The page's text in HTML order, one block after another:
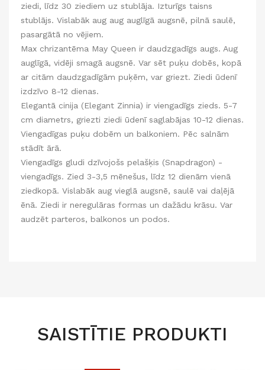
ziedi, līdz 30 ziediem uz stublāja. Izturīgs taisns
stublājs. Vislabāk aug aug auglīgā augsnē, pilnā saulē,
pasargātā no vējiem.
Max chrizantēma May Queen ir daudzgadīgs augs. Aug
auglīgā, vidēji smagā augsnē. Var sēt puķu dobēs, kopā
ar citām daudzgadīgām puķēm, var griezt. Ziedi ūdenī
izdzīvo 8-12 dienas.
Elegantā cinija (Elegant Zinnia) ir viengadīgs zieds. 5-7
cm diametrs, griezti ziedi ūdenī saglabājas 10-12 dienas.
Viengadīgas puķu dobēm un balkoniem. Pēc salnām
stādīt ārā.
Viengadīgs gludi dzīvojošs pelašķis (Snapdragon) -
viengadīgs. Zied 3-3,5 mēnešus, līdz 12 dienām vienā
ziedkopā. Vislabāk aug vieglā augsnē, saulē vai daļējā
ēnā. Ziedi ir neregulāras formas un dažādu krāsu. Var
audzēt parteros, balkonos un podos.
SAISTĪTIE PRODUKTI